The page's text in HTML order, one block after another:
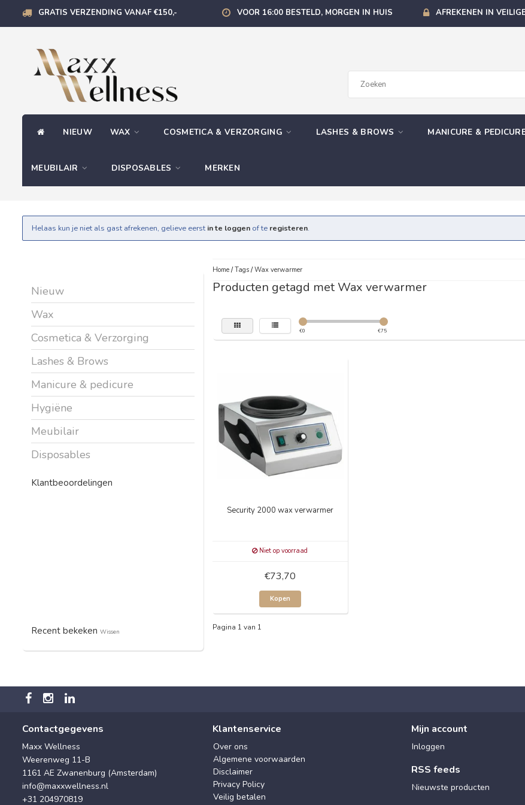
GRATIS VERZENDING VANAF €150,- VOOR 16:00 BESTELD, MORGEN IN HUIS AFREKENEN IN
NIEUW WAX COSMETICA & VERZORGING LASHES & BROWS MANICURE &
MEUBILAIR DISPOSABLES MERKEN
Helaas kun je niet als gast afrekenen, gelieve eerst in te loggen of te registeren.
Nieuw
Wax
Cosmetica & Verzorging
Lashes & Brows
Manicure & pedicure
Hygiëne
Meubilair
Disposables
Klantbeoordelingen
Recent bekeken Wissen
Home/Tags/Wax verwarmer
Producten getagd met Wax verwarmer
€0 €75
Security 2000 wax verwarmer
Niet op voorraad
€73,70
Kopen
Pagina 1 van 1
Contactgegevens
Maxx Wellness
Weerenweg 11-B
1161 AE Zwanenburg (Amsterdam)
info@maxxwellness.nl
+31 204970819
Klantenservice
Over ons
Algemene voorwaarden
Disclaimer
Privacy Policy
Veilig betalen
Mijn account
Inloggen
RSS feeds
Nieuwste producten